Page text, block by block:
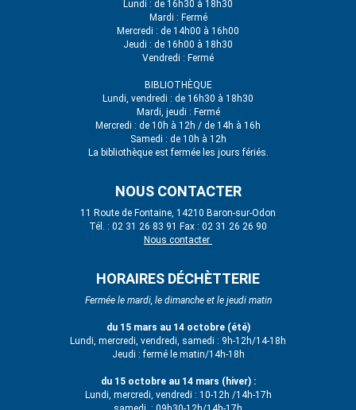
Lundi : de 16h30 à 18h30
Mardi : Fermé
Mercredi : de 14h00 à 16h00
Jeudi : de 16h00 à 18h30
Vendredi : Fermé
BIBLIOTHÈQUE
Lundi, vendredi : de 16h30 à 18h30
Mardi, jeudi : Fermé
Mercredi : de 10h à 12h / de 14h à 16h
Samedi : de 10h à 12h
La bibliothèque est fermée les jours fériés.
NOUS CONTACTER
11 Route de Fontaine, 14210 Baron-sur-Odon
Tél. : 02 31 26 83 91 Fax : 02 31 26 26 90
Nous contacter
HORAIRES DÉCHÈTTERIE
Fermée le mardi, le dimanche et le jeudi matin
du 15 mars au 14 octobre (été)
Lundi, mercredi, vendredi, samedi : 9h-12h/14-18h
Jeudi : fermé le matin/14h-18h
du 15 octobre au 14 mars (hiver) :
Lundi, mercredi, vendredi : 10-12h /14h-17h